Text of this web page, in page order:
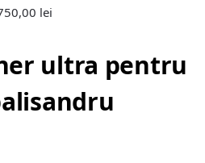
lei
ultra pentru